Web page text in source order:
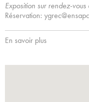
Exposition sur rendez-
Réservation:
En savoir plus